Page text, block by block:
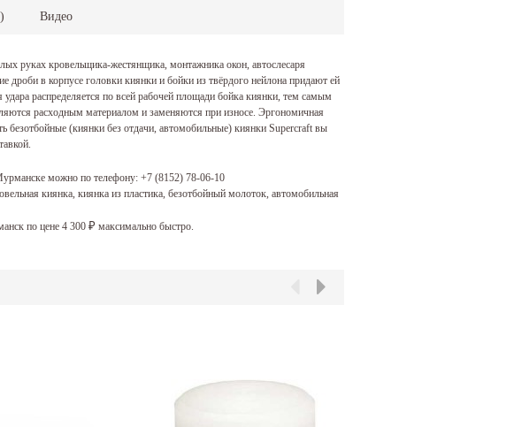
) Видео
руках кровельщика-жестянщика, монтажника окон, автослесаря
дроби в корпусе головки киянки и бойки из твёрдого нейлона придают ей
распределяется по всей рабочей площади бойка киянки, тем самым
расходным материалом и заменяются при износе. Эргономичная
безотбойные (киянки без отдачи, автомобильные) киянки Supercraft вы
можно по телефону: +7 (8152) 78-06-10
киянка, киянка из пластика, безотбойный молоток, автомобильная
по цене 4 300 ₽ максимально быстро.